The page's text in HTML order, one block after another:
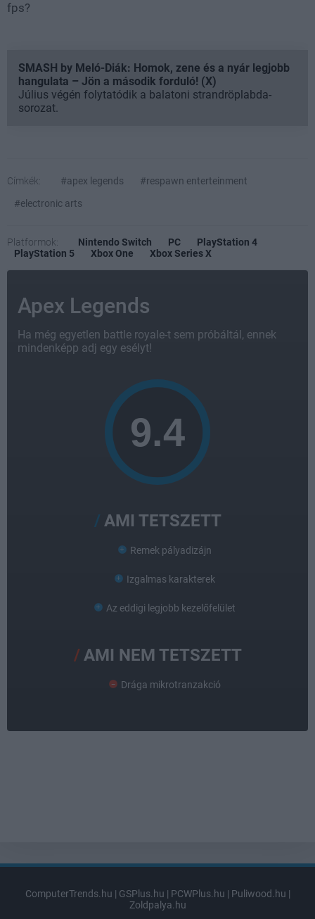
fps?
SMASH by Meló-Diák: Homok, zene és a nyár legjobb
hangulata – Jön a második forduló! (X)
Július végén folytatódik a balatoni strandröplabda-
sorozat.
Címkék: #apex legends
#respawn enterteinment
#electronic arts
Platformok: Nintendo Switch PC
PlayStation 4
PlayStation 5
Xbox One Xbox Series X
Apex Legends
Ha még egyetlen battle royale-t sem próbáltál, ennek
mindenképp adj egy esélyt!
AMI TETSZETT
Remek pályadizájn
Izgalmas karakterek
Az eddigi legjobb kezelőfelület
AMI NEM TETSZETT
Drága mikrotranzakció
ComputerTrends.hu | GSPlus.hu | PCWPlus.hu | Puliwood.hu |
Zoldpalya.hu